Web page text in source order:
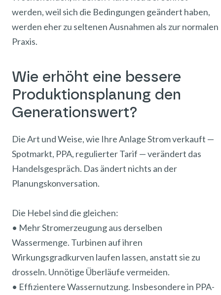
werden, weil sich die Bedingungen geändert haben,
werden eher zu seltenen Ausnahmen als zur normalen
Praxis.
Wie erhöht eine bessere
Produktionsplanung den
Generationswert?
Die Art und Weise, wie Ihre Anlage Strom verkauft —
Spotmarkt, PPA, regulierter Tarif — verändert das
Handelsgespräch. Das ändert nichts an der
Planungskonversation.
Die Hebel sind die gleichen:
• Mehr Stromerzeugung aus derselben
Wassermenge. Turbinen auf ihren
Wirkungsgradkurven laufen lassen, anstatt sie zu
drosseln. Unnötige Überläufe vermeiden.
• Effizientere Wassernutzung. Insbesondere in PPA-